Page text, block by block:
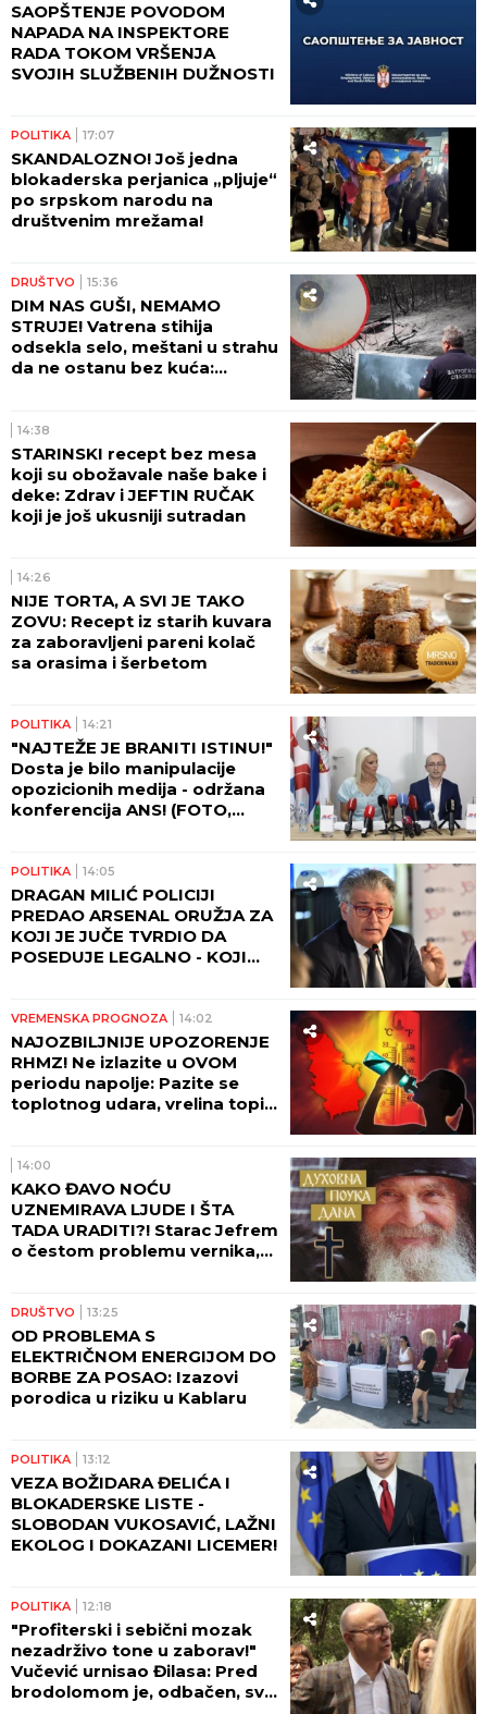
SAOPŠTENJE POVODOM
NAPADA NA INSPEKTORE
RADA TOKOM VRŠENJA
SVOJIH SLUŽBENIH DUŽNOSTI
POLITIKA 17:07
SKANDALOZNO! Još jedna
blokaderska perjanica „pljuje“
po srpskom narodu na
društvenim mrežama!
DRUŠTVO 15:36
DIM NAS GUŠI, NEMAMO
STRUJE! Vatrena stihija
odsekla selo, meštani u strahu
da ne ostanu bez kuća:
14:38
STARINSKI recept bez mesa
koji su obožavale naše bake i
deke: Zdrav i JEFTIN RUČAK
koji je još ukusniji sutradan
14:26
NIJE TORTA, A SVI JE TAKO
ZOVU: Recept iz starih kuvara
za zaboravljeni pareni kolač
sa orasima i šerbetom
POLITIKA 14:21
"NAJTEŽE JE BRANITI ISTINU!"
Dosta je bilo manipulacije
opozicionih medija - održana
konferencija ANS! (FOTO,
POLITIKA 14:05
DRAGAN MILIĆ POLICIJI
PREDAO ARSENAL ORUŽJA ZA
KOJI JE JUČE TVRDIO DA
POSEDUJE LEGALNO - KOJI
VREMENSKA PROGNOZA 14:02
NAJOZBILJNIJE UPOZORENJE
RHMZ! Ne izlazite u OVOM
periodu napolje: Pazite se
toplotnog udara, vrelina topi
14:00
KAKO ĐAVO NOĆU
UZNEMIRAVA LJUDE I ŠTA
TADA URADITI?! Starac Jefrem
o čestom problemu vernika,
DRUŠTVO 13:25
OD PROBLEMA S
ELEKTRIČNOM ENERGIJOM DO
BORBE ZA POSAO: Izazovi
porodica u riziku u Kablaru
POLITIKA 13:12
VEZA BOŽIDARA ĐELIĆA I
BLOKADERSKE LISTE -
SLOBODAN VUKOSAVIĆ, LAŽNI
EKOLOG I DOKAZANI LICEMER!
POLITIKA 12:18
"Profiterski i sebični mozak
nezadrživo tone u zaborav!"
Vučević urnisao Đilasa: Pred
brodolomom je, odbačen, svi